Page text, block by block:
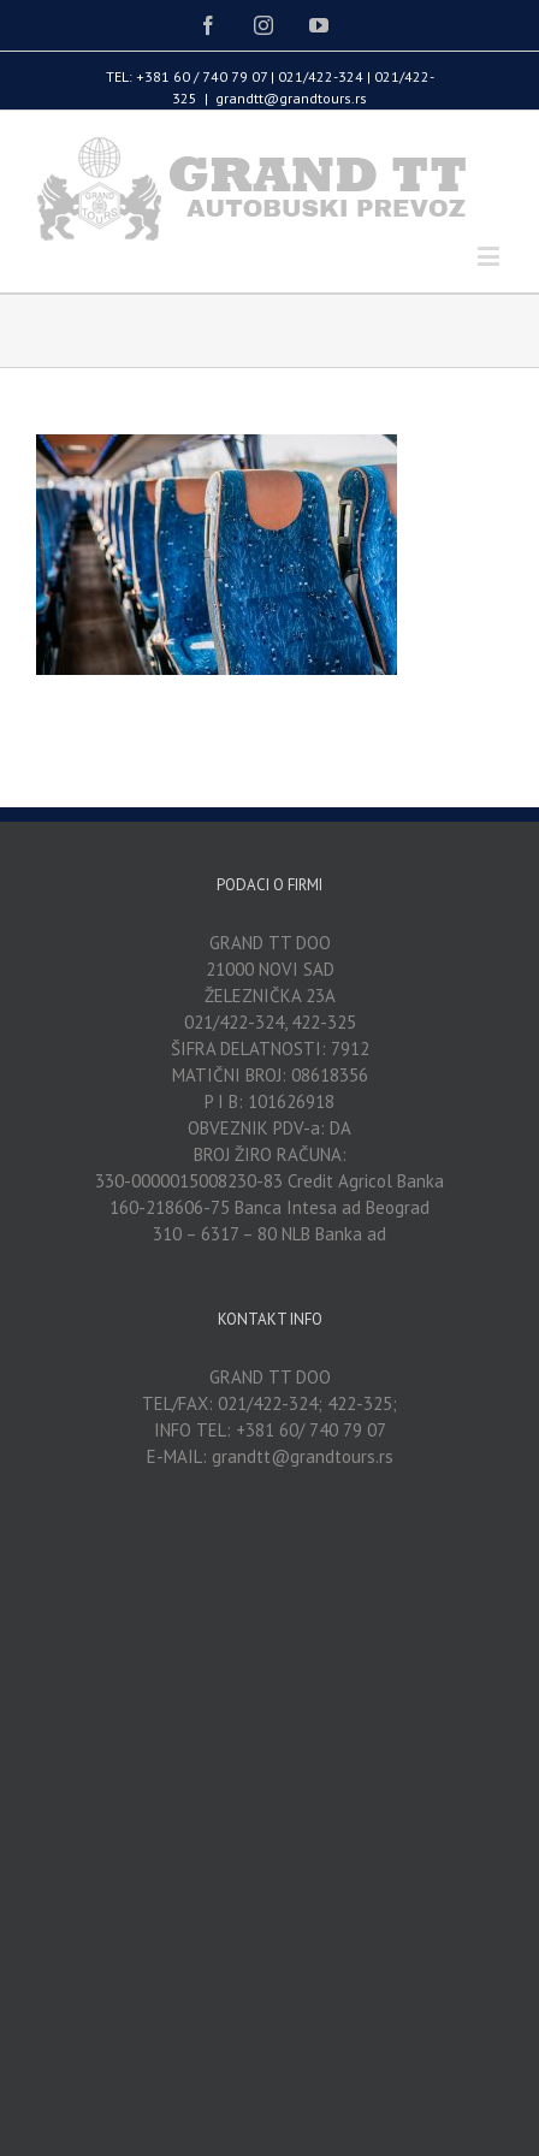
FacebookInstagramYoutube
TEL: +381 60 / 740 79 07 | 021/422-324 | 021/422-
325 | grandtt@grandtours.rs
PODACI O FIRMI
GRAND TT DOO
21000 NOVI SAD
ŽELEZNIČKA 23A
021/422-324, 422-325
ŠIFRA DELATNOSTI: 7912
MATIČNI BROJ: 08618356
P I B: 101626918
OBVEZNIK PDV-a: DA
BROJ ŽIRO RAČUNA:
330-0000015008230-83 Credit Agricol Banka
160-218606-75 Banca Intesa ad Beograd
310 – 6317 – 80 NLB Banka ad
KONTAKT INFO
GRAND TT DOO
TEL/FAX: 021/422-324; 422-325;
INFO TEL: +381 60/ 740 79 07
E-MAIL: grandtt@grandtours.rs